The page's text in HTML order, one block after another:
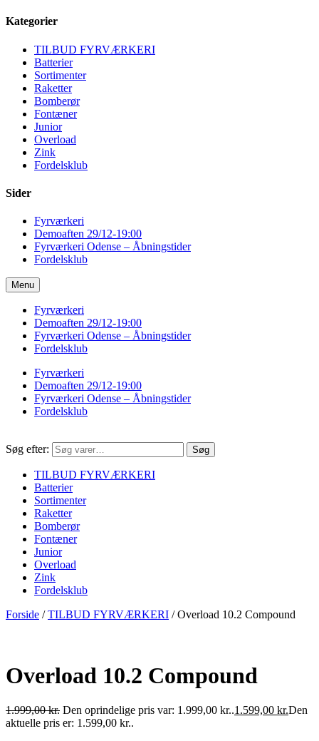
Kategorier
TILBUD FYRVÆRKERI
Batterier
Sortimenter
Raketter
Bomberør
Fontæner
Junior
Overload
Zink
Fordelsklub
Sider
Fyrværkeri
Demoaften 29/12-19:00
Fyrværkeri Odense – Åbningstider
Fordelsklub
Menu
Fyrværkeri
Demoaften 29/12-19:00
Fyrværkeri Odense – Åbningstider
Fordelsklub
Fyrværkeri
Demoaften 29/12-19:00
Fyrværkeri Odense – Åbningstider
Fordelsklub
Søg efter: Søg
TILBUD FYRVÆRKERI
Batterier
Sortimenter
Raketter
Bomberør
Fontæner
Junior
Overload
Zink
Fordelsklub
Forside /TILBUD FYRVÆRKERI /Overload 10.2 Compound
Overload 10.2 Compound
1.999,00kr. Den oprindelige pris var: 1.999,00 kr..1.599,00 kr.Den
aktuelle pris er: 1.599,00 kr..